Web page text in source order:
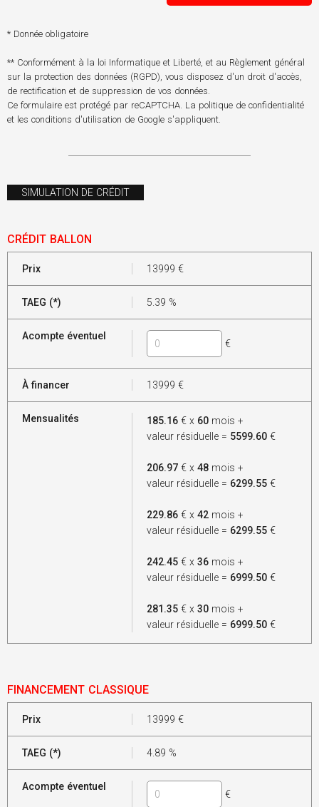
* Donnée obligatoire
** Conformément à la loi Informatique et Liberté, et au Règlement général
sur la protection des données (RGPD), vous disposez d'un droit d'accès,
de rectification et de suppression de vos données.
Ce formulaire est protégé par reCAPTCHA. La politique de confidentialité
et les conditions d'utilisation de Google s'appliquent.
SIMULATION DE CRÉDIT
CRÉDIT BALLON
Prix 13999 €
TAEG (*) 5.39 %
Acompte éventuel
€
À financer 13999 €
Mensualités 185.16 € x 60 mois +
valeur résiduelle = 5599.60 €
206.97 € x48 mois +
valeur résiduelle = 6299.55 €
229.86 € x42 mois +
valeur résiduelle = 6299.55 €
242.45 € x36 mois +
valeur résiduelle = 6999.50 €
281.35 € x30 mois +
valeur résiduelle = 6999.50 €
FINANCEMENT CLASSIQUE
Prix 13999 €
TAEG (*) 4.89 %
Acompte éventuel
€